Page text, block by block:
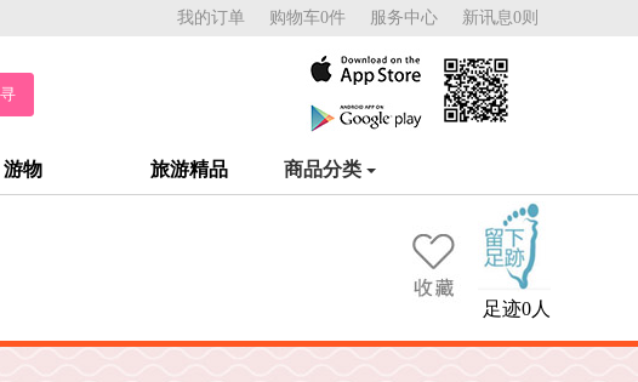
我的订单 购物车0件 服务中心 新讯息0则
搜 寻
游物 旅游精品 商品分类
足迹0人